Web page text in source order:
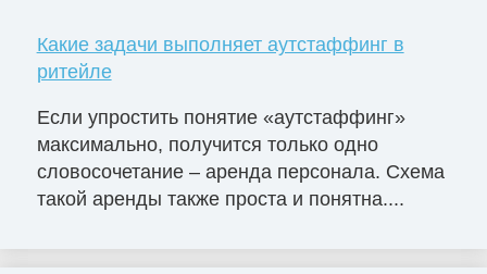
Какие задачи выполняет аутстаффинг в
ритейле
Если упростить понятие «аутстаффинг»
максимально, получится только одно
словосочетание – аренда персонала. Схема
такой аренды также проста и понятна....